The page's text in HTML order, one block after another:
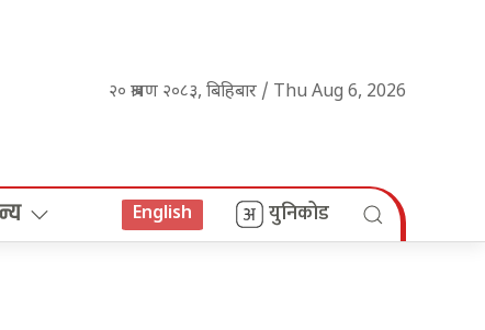
२० श्रावण २०८३, बिहिबार / Thu Aug 6, 2026
English युनिकोड